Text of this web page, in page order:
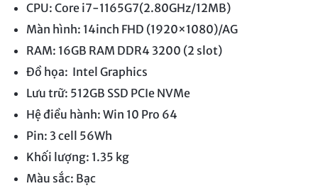
CPU: Core i7-1165G7(2.80GHz/12MB)
Màn hình: 14inch FHD (1920×1080)/AG
RAM: 16GB RAM DDR4 3200 (2 slot)
Đồ họa: Intel Graphics
Lưu trữ: 512GB SSD PCIe NVMe
Hệ điều hành: Win 10 Pro 64
Pin: 3 cell 56Wh
Khối lượng: 1.35 kg
Màu sắc: Bạc